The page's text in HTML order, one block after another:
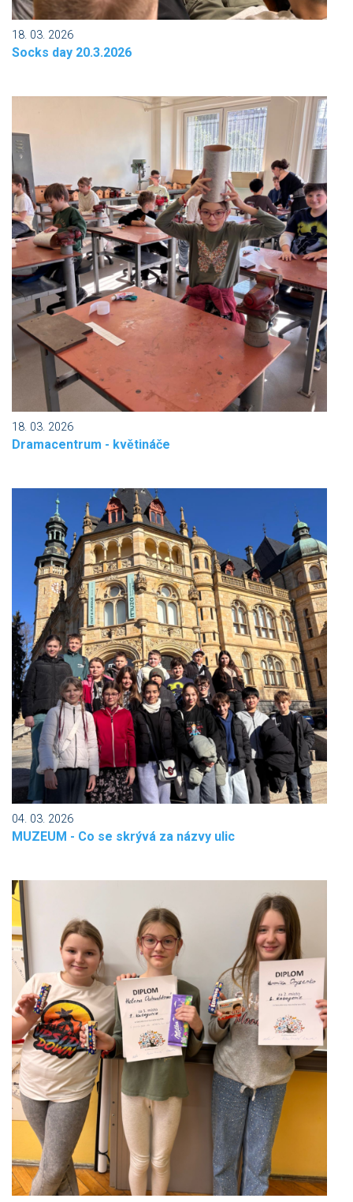
18. 03. 2026
Socks day 20.3.2026
18. 03. 2026
Dramacentrum - květináče
04. 03. 2026
MUZEUM - Co se skrývá za názvy ulic